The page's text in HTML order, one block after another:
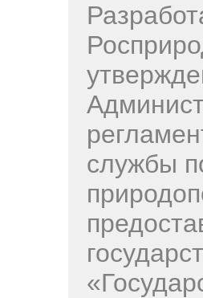
службы